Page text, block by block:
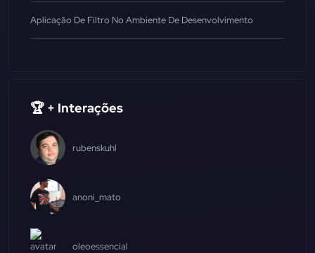
Aplicação De Filtro No Ambiente De Desenvolvimento
🏆 + Interações
rubenskuhl
anoni_mato
oleoessencial